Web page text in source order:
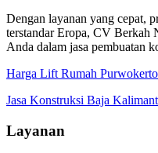
Dengan layanan yang cepat,
terstandar Eropa, CV Berkah
Anda dalam jasa pembuatan
Harga Lift Rumah Purwokerto
Jasa Konstruksi Baja
Layanan